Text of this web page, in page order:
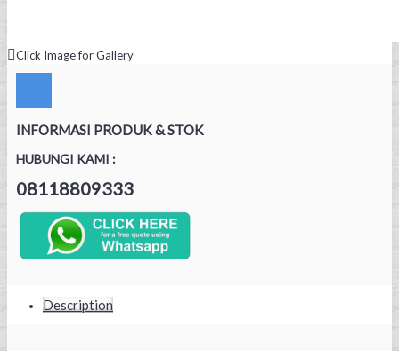
Click Image for Gallery
INFORMASI PRODUK & STOK
HUBUNGI KAMI :
08118809333
Description